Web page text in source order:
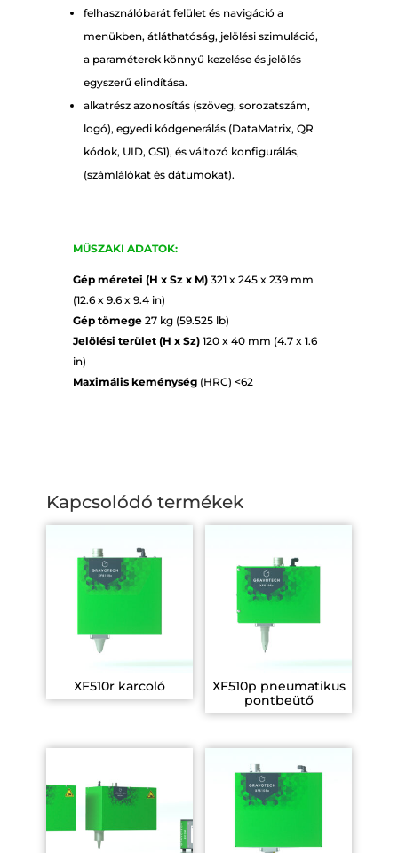
felhasználóbarát felület és navigáció a
menükben, átláthatóság, jelölési szimuláció,
a paraméterek könnyű kezelése és jelölés
egyszerű elindítása.
alkatrész azonosítás (szöveg, sorozatszám,
logó), egyedi kódgenerálás (DataMatrix, QR
kódok, UID, GS1), és változó konfigurálás,
(számlálókat és dátumokat).
MŰSZAKI ADATOK:
Gép méretei (H x Sz x M)321 x 245 x 239 mm
(12.6 x 9.6 x 9.4 in)
Gép tömege27 kg (59.525 lb)
Jelölési terület (H x Sz)120 x 40 mm (4.7 x 1.6
in)
Maximális keménység(HRC) <62
Kapcsolódó termékek
XF510r karcoló
XF510p pneumatikus
pontbeütő